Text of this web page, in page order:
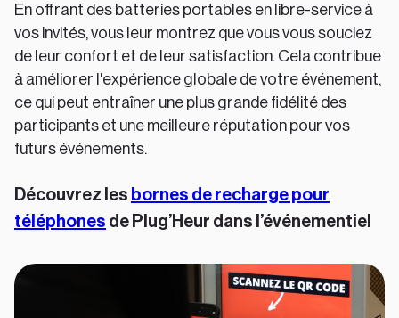
En offrant des batteries portables en libre-service à
vos invités, vous leur montrez que vous vous souciez
de leur confort et de leur satisfaction. Cela contribue
à améliorer l'expérience globale de votre événement,
ce qui peut entraîner une plus grande fidélité des
participants et une meilleure réputation pour vos
futurs événements.
Découvrez les bornes de recharge pour
téléphones de Plug’Heur dans l’événementiel